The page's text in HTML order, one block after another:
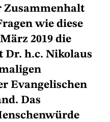
Zusammenhalt
wie diese
2019 die
Dr. h.c. Nikolaus
Evangelischen
Das